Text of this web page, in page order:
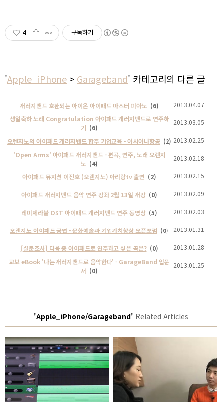
4 구독하기
'Apple_iPhone > Garageband' 카테고리의 다른 글
개러지밴드 호환되는 아이온 아이패드 마스터 피아노 (6)
2013.04.07
생일축하 노래 Congratulation 아이패드 개러지밴드로 연주하
기 (6)
2013.03.05
오렌지노의 아이패드 개러지밴드 합주 기업교육 - 아시아나항공 (2) 2013.02.25
'Open Arms' 아이패드 개러지밴드 - 편곡, 연주, 노래 오렌지
노 (4)
2013.02.18
아이패드 뮤지션 이진호 (오렌지노) 아리랑tv 출연 (2) 2013.02.15
아이패드 개러지밴드 음악 연주 강좌 2월 13일 개강 (0) 2013.02.09
레미제라블 OST 아이패드 개러지밴드 연주 동영상 (5) 2013.02.03
오렌지노 아이패드 공연 - 문화예술과 기업가치향상 오픈포럼 (0) 2013.01.31
[설문조사] 다음 중 아이패드로 연주하고 싶은 곡은? (0)
2013.01.28
교보 eBook '나는 개러지밴드로 음악한다' - GarageBand 입문
서 (0)
2013.01.25
'Apple_iPhone/Garageband' Related Articles